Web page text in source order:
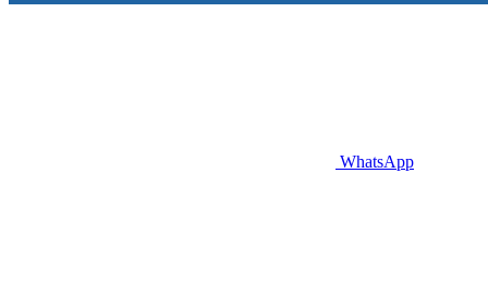
WhatsApp